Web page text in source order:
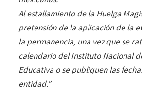
Al estallamiento de la Huelga
pretensión de la aplicación de la
la permanencia, una vez que se
calendario del Instituto Nacional
Educativa o se publiquen las
entidad.”